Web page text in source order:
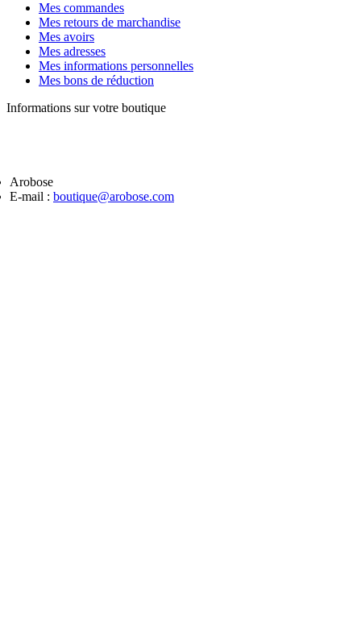
Mes commandes
Mes retours de marchandise
Mes avoirs
Mes adresses
Mes informations personnelles
Mes bons de réduction
Informations sur votre boutique
Arobose
E-mail : boutique@arobose.com